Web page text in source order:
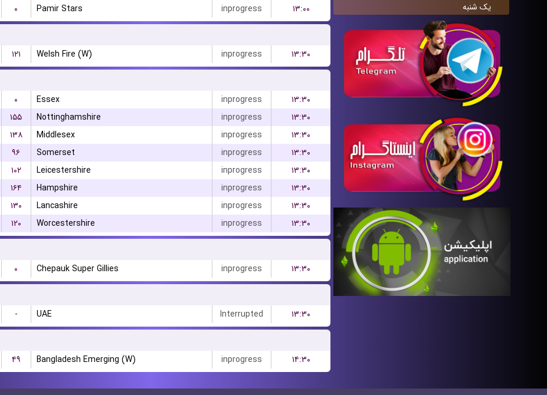
یک شنبه
۰ Pamir Stars inprogress
۱۳:۰۰
۱۲۱ Welsh Fire (W) inprogress
۱۳:۳۰
۰ Essex inprogress
۱۳:۳۰
۱۵۵ Nottinghamshire inprogress
۱۳:۳۰
۱۳۸ Middlesex inprogress
۱۳:۳۰
۹۶ Somerset inprogress
۱۳:۳۰
۱۰۲ Leicestershire inprogress
۱۳:۳۰
۱۶۴ Hampshire inprogress
۱۳:۳۰
۱۳۰ Lancashire inprogress
۱۳:۳۰
۱۲۰ Worcestershire inprogress
۱۳:۳۰
۰ Chepauk Super Gillies inprogress
۱۳:۳۰
- UAE Interrupted
۱۳:۳۰
۴۹ Bangladesh Emerging (W) inprogress ۱۴:۳۰